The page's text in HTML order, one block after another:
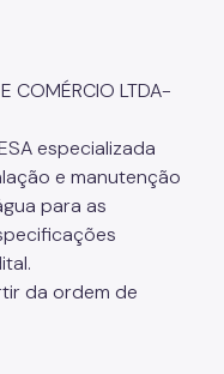
COMÉRCIO LTDA-
especializada
e manutenção
para as
da ordem de